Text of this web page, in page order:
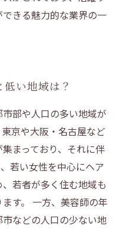
きる魅力的な業界の一
い地域は？
部や人口の多い地域が
京や大阪・名古屋など
まっており、それに伴
若い女性を中心にヘア
若者が多く住む地域も
す。 一方、美容師の年
などの人口の少ない地